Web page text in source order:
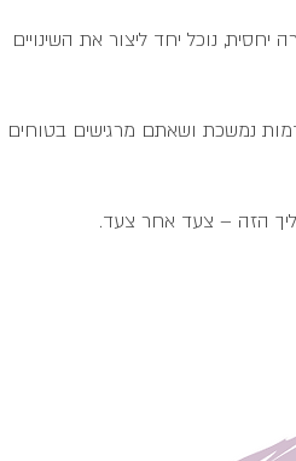
נוכל יחד ליצור את השינויים
נמשכת ושאתם מרגישים בטוחים